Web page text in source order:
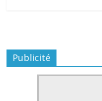
Publicité